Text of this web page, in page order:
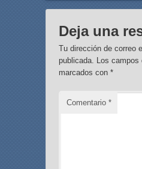
Deja una
Tu dirección de correo
publicada. Los campos
marcados con *
Comentario *